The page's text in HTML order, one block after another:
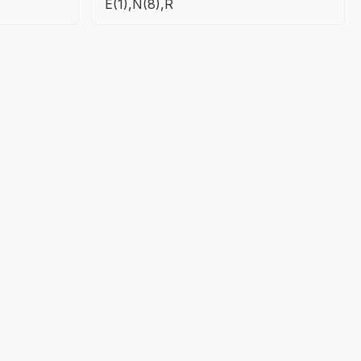
E(1),N(8),R